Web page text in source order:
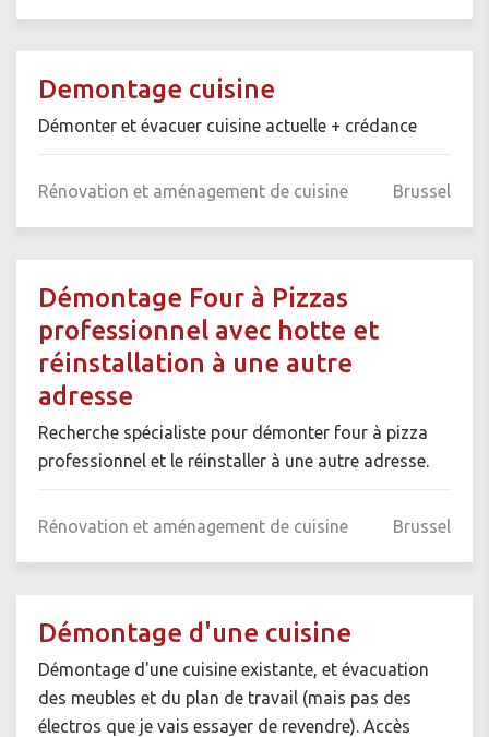
Demontage cuisine
Démonter et évacuer cuisine actuelle + crédance
Rénovation et aménagement de cuisine Brussel
Démontage Four à Pizzas
professionnel avec hotte et
réinstallation à une autre
adresse
Recherche spécialiste pour démonter four à pizza
professionnel et le réinstaller à une autre adresse.
Rénovation et aménagement de cuisine Brussel
Démontage d'une cuisine
Démontage d'une cuisine existante, et évacuation
des meubles et du plan de travail (mais pas des
électros que je vais essayer de revendre). Accès